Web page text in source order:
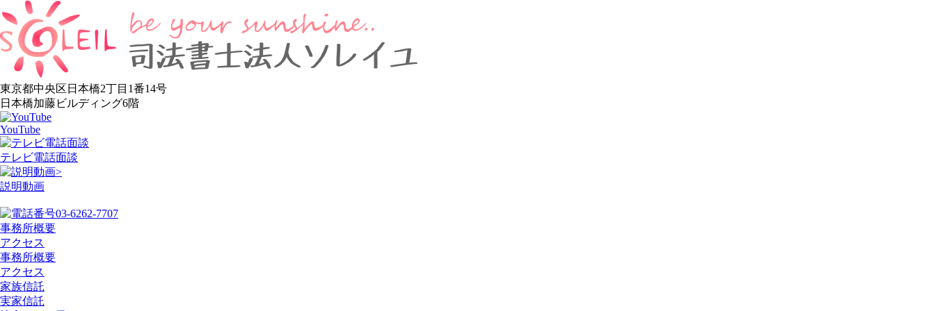
東京都中央区日本橋2丁目1番14号
日本橋加藤ビルディング6階
YouTube
テレビ電話面談
>
説明動画
03-6262-7707
事務所概要
アクセス
事務所概要
アクセス
家族信託
実家信託